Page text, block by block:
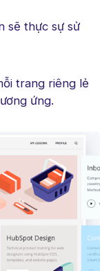
sẽ thực sự sử
trang riêng lẻ
ứng.